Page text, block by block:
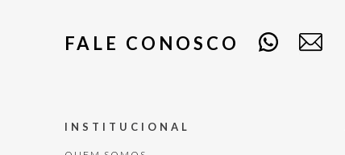
FALE CONOSCO
INSTITUCIONAL